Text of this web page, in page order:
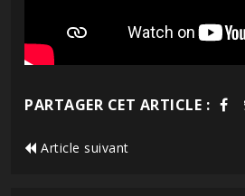
PARTAGER CET ARTICLE :
Article suivant